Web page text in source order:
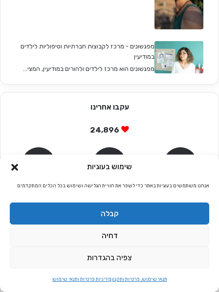
שימוש בעוגיות
אנחנו משתמשים בעוגיות באתר כדי לשפר את חוויית הגלישה ושימוש בכל הכלים המתקדמים
קבלה
דחיה
צפיה בהגדרות
תנאי שימוש, פרטיות ותקנוןמדיניות פרטיות ותנאי שימוש
מפגשונים - מרכז לקבוצות חברתיות וטיפוליות לילדים
במודיעין
מפגשונים הוא מרכז לילדים ולהורים במודיעין, המצי...
עקבו אחרינו
24,896
15,305
0
9,591
מאמרים פופולארים
תרגילי נשימה לפני השינה ולהפחתת מתח וחרדה